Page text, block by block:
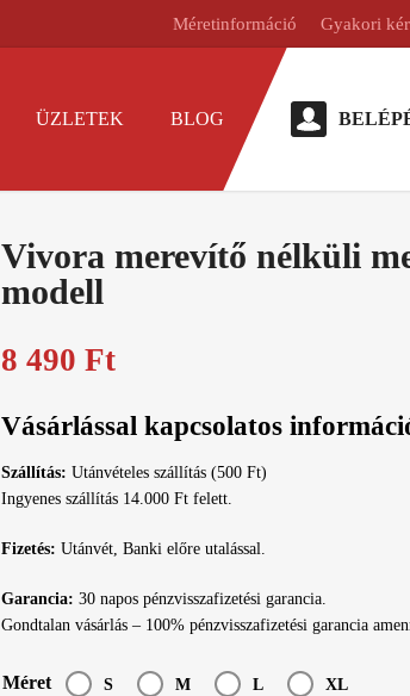
Méretinformáció Gyakori
ÜZLETEK BLOG
Vivora merevítő nélküli
modell
8 490 Ft
Vásárlással kapcsolatos
Szállítás: Utánvételes szállítás (500 Ft)
Ingyenes szállítás 14.000 Ft felett.
Fizetés: Utánvét, Banki előre utalással.
Garancia: 30 napos pénzvisszafizetési garancia.
Gondtalan vásárlás – 100% pénzvisszafizetési garancia
Méret S M L XL